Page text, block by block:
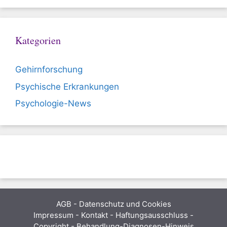
Kategorien
Gehirnforschung
Psychische Erkrankungen
Psychologie-News
AGB - Datenschutz und Cookies
Impressum - Kontakt - Haftungsausschluss -